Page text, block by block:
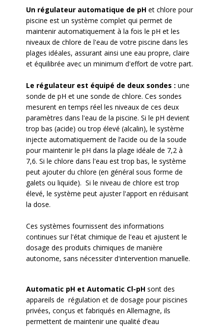
Un régulateur automatique de pHet chlore pour
piscine est un système complet qui permet de
maintenir automatiquement à la fois le pH et les
niveaux de chlore de l'eau de votre piscine dans les
plages idéales, assurant ainsi une eau propre, claire
et équilibrée avec un minimum d'effort de votre part.
Le régulateur est équipé de deux sondes : une
sonde de pH et une sonde de chlore. Ces sondes
mesurent en temps réel les niveaux de ces deux
paramètres dans l'eau de la piscine. Si le pH devient
trop bas (acide) ou trop élevé (alcalin), le système
injecte automatiquement de l’acide ou de la soude
pour maintenir le pH dans la plage idéale de 7,2 à
7,6. Si le chlore dans l'eau est trop bas, le système
peut ajouter du chlore (en général sous forme de
galets ou liquide). Si le niveau de chlore est trop
élevé, le système peut ajuster l'apport en réduisant
la dose.
Ces systèmes fournissent des informations
continues sur l'état chimique de l'eau et ajustent le
dosage des produits chimiques de manière
autonome, sans nécessiter d'intervention manuelle.
Automatic pH et Automatic Cl-pHsont des
appareils de régulation et de dosage pour piscines
privées, conçus et fabriqués en Allemagne, ils
permettent de maintenir une qualité d’eau